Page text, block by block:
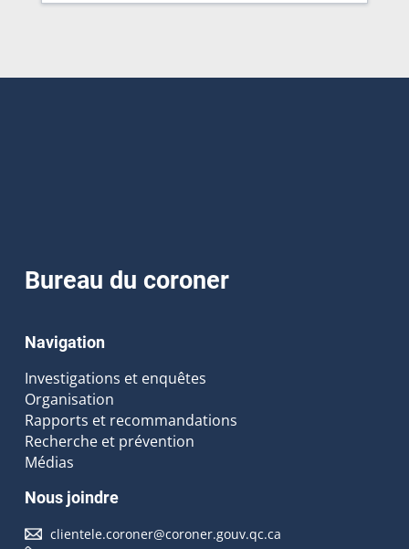
Bureau du coroner
Navigation
Investigations et enquêtes
Organisation
Rapports et recommandations
Recherche et prévention
Médias
Nous joindre
clientele.coroner@coroner.gouv.qc.ca